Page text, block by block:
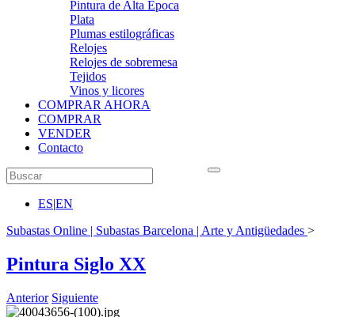
Pintura de Alta Época
Plata
Plumas estilográficas
Relojes
Relojes de sobremesa
Tejidos
Vinos y licores
COMPRAR AHORA
COMPRAR
VENDER
Contacto
ES|EN
Subastas Online | Subastas Barcelona | Arte y Antigüedades >
Pintura Siglo XX
Anterior Siguiente